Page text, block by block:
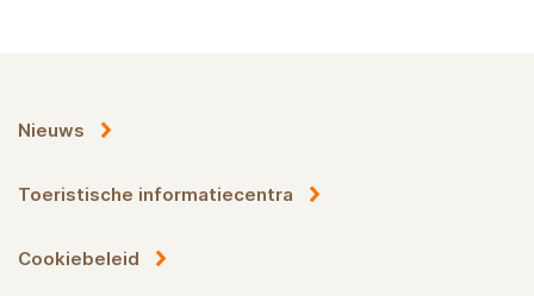
Nieuws
Toeristische informatiecentra
Cookiebeleid